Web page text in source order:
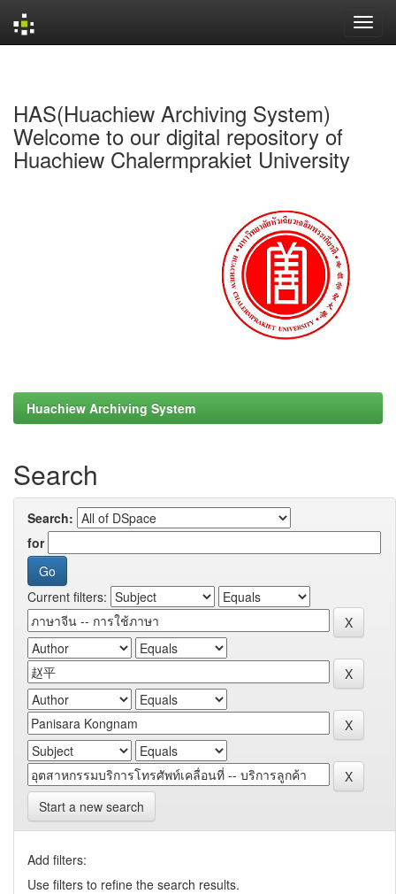
HAS(Huachiew Archiving System)
Welcome to our digital repository of
Huachiew Chalermprakiet University
Huachiew Archiving System
Search
Search:
for
Current filters:
Start a new search
Add filters:
Use filters to refine the search results.